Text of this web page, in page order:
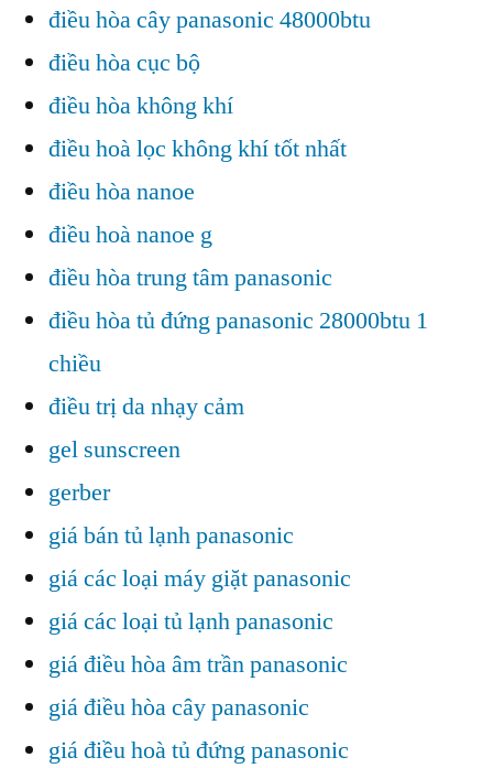
điều hòa cây panasonic 48000btu
điều hòa cục bộ
điều hòa không khí
điều hoà lọc không khí tốt nhất
điều hòa nanoe
điều hoà nanoe g
điều hòa trung tâm panasonic
điều hòa tủ đứng panasonic 28000btu 1
chiều
điều trị da nhạy cảm
gel sunscreen
gerber
giá bán tủ lạnh panasonic
giá các loại máy giặt panasonic
giá các loại tủ lạnh panasonic
giá điều hòa âm trần panasonic
giá điều hòa cây panasonic
giá điều hoà tủ đứng panasonic